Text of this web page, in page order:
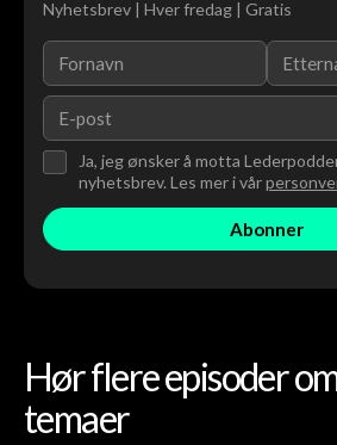
Nyhetsbrev | Hver fredag | Gratis
Ja, jeg ønsker å motta
nyhetsbrev. Les mer i vår
Hør flere episoder
temaer